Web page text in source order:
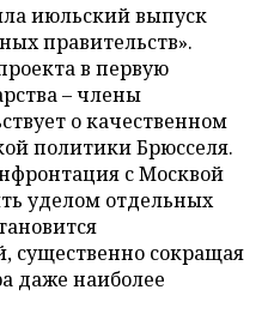
июльский выпуск
правительств».
в первую
– члены
о качественном
политики Брюсселя.
с Москвой
уделом отдельных
существенно сокращая
даже наиболее